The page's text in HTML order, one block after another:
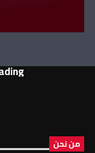
من نحن